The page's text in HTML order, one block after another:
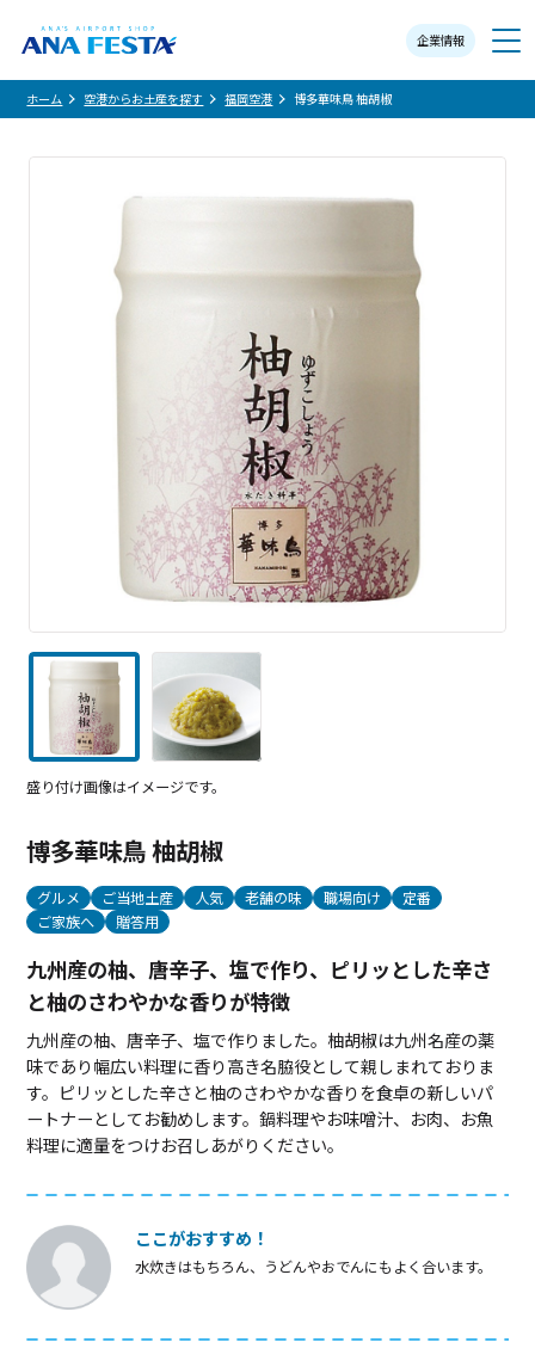
企業情報
メニュー
ホーム 空港からお土産を探す 福岡空港 博多華味鳥 柚胡椒
盛り付け画像はイメージです。
博多華味鳥 柚胡椒
グルメ ご当地土産 人気 老舗の味 職場向け
定番
ご家族へ
贈答用
九州産の柚、唐辛子、塩で作り、ピリッとした辛さ
と柚のさわやかな香りが特徴
九州産の柚、唐辛子、塩で作りました。柚胡椒は九州名産の薬
味であり幅広い料理に香り高き名脇役として親しまれておりま
す。ピリッとした辛さと柚のさわやかな香りを食卓の新しいパ
ートナーとしてお勧めします。鍋料理やお味噌汁、お肉、お魚
料理に適量をつけお召しあがりください。
ここがおすすめ！
水炊きはもちろん、うどんやおでんにもよく合います。